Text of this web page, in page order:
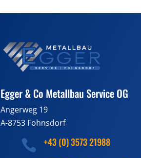
Egger & Co Metallbau Service OG
Angerweg 19
A-8753 Fohnsdorf
 +43 (0) 3573 21988